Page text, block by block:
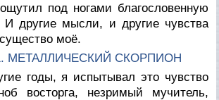
под ногами благословенную
другие мысли, и другие чувства
моё.
МЕТАЛЛИЧЕСКИЙ СКОРПИОН
годы, я испытывал это чувство
восторга, незримый мучитель,